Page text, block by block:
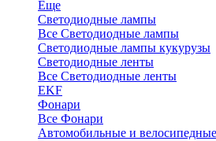
Еще
Светодиодные лампы
Все Светодиодные лампы
Светодиодные лампы кукурузы
Светодиодные ленты
Все Светодиодные ленты
EKF
Фонари
Все Фонари
Автомобильные и